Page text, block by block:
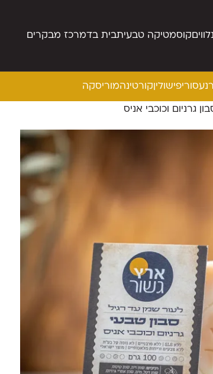
קוסמטיקה טבעיתבית בדמרכז מבקרים
סוריפישוליןקורטינהמוריסקה
גרניום וכוכבי אניס